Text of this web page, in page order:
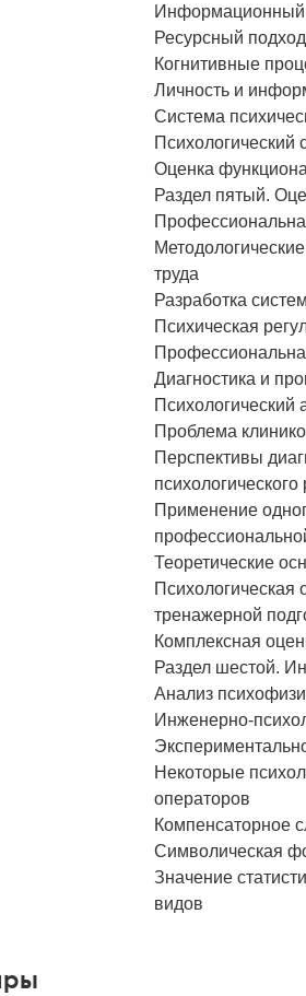
Информационный
Ресурсный
Когнитивные
Личность и
Система
Психологический
Оценка
Раздел пятый.
труда
Разработка
Психическая
Диагностика и
Психологический
Проблема
Перспективы
психологического
Применение
Теоретические
Психологическая
тренажерной
Комплексная
Раздел шестой.
Анализ
Инженерно-
Некоторые
операторов
Компенсаторное
Символическая
Значение
видов